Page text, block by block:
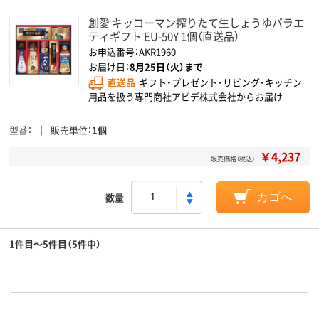
創愛 キッコーマン搾りたて生しょうゆバラエ
ティギフト EU-50Y 1個（直送品）
お申込番号：AKR1960
お届け日：8月25日（火）まで
直送品 ギフト・プレゼント・リビング・キッチン
用品を扱う専門商社アピデ株式会社からお届け
型番 販売単位 1個
販売価格（税込） ￥4,237
数量 カゴへ
1件目～5件目（5件中）